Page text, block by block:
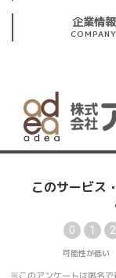
企業情報
COMPANY
プライ